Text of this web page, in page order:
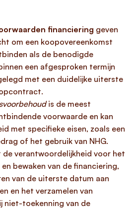
financiering geven
om een koopovereenkomst
als de benodigde
een afgesproken termijn
met een duidelijke uiterste
is de meest
voorwaarde en kan
met specifieke eisen, zoals een
of het gebruik van NHG.
de verantwoordelijkheid voor het
bewaken van de financiering,
van de uiterste datum aan
en het verzamelen van
niet-toekenning van de